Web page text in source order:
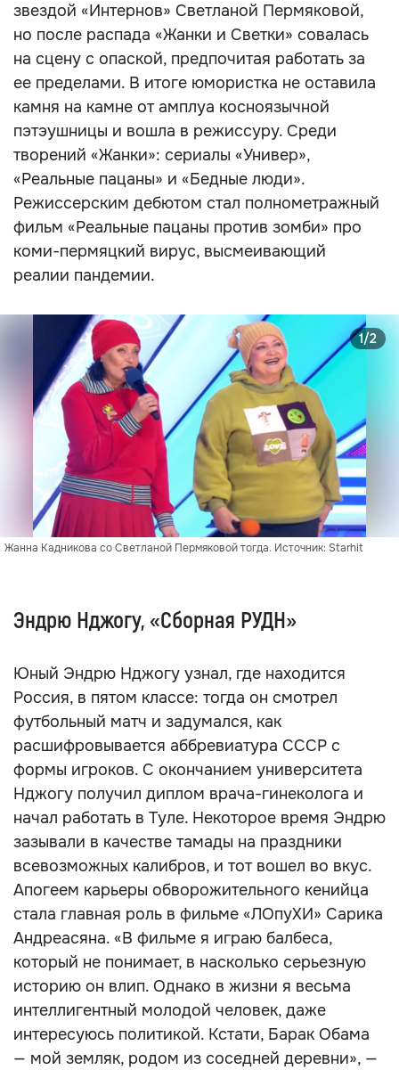
звездой «Интернов» Светланой Пермяковой,
но после распада «Жанки и Светки» совалась
на сцену с опаской, предпочитая работать за
ее пределами. В итоге юмористка не оставила
камня на камне от амплуа косноязычной
пэтэушницы и вошла в режиссуру. Среди
творений «Жанки»: сериалы «Универ»,
«Реальные пацаны» и «Бедные люди».
Режиссерским дебютом стал полнометражный
фильм «Реальные пацаны против зомби» про
коми-пермяцкий вирус, высмеивающий
реалии пандемии.
Жанна Кадникова со Светланой Пермяковой тогда. Источник: Starhit
1/2
Эндрю Нджогу, «Сборная РУДН»
Юный Эндрю Нджогу узнал, где находится
Россия, в пятом классе: тогда он смотрел
футбольный матч и задумался, как
расшифровывается аббревиатура СССР с
формы игроков. С окончанием университета
Нджогу получил диплом врача-гинеколога и
начал работать в Туле. Некоторое время Эндрю
зазывали в качестве тамады на праздники
всевозможных калибров, и тот вошел во вкус.
Апогеем карьеры обворожительного кенийца
стала главная роль в фильме «ЛОпуХИ» Сарика
Андреасяна. «В фильме я играю балбеса,
который не понимает, в насколько серьезную
историю он влип. Однако в жизни я весьма
интеллигентный молодой человек, даже
интересуюсь политикой. Кстати, Барак Обама
— мой земляк, родом из соседней деревни», —